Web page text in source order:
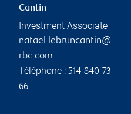
Cantin
Investment Associate
natael.lebruncantin@
rbc.com
Téléphone : 514-840-73
66